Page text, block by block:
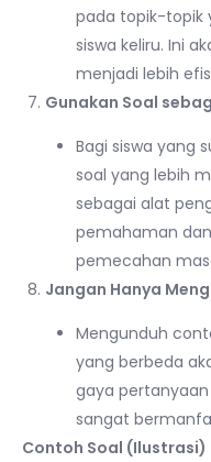
pada topik-topik
siswa keliru. Ini
menjadi lebih
Gunakan Soal
Bagi siswa yang
soal yang lebih
sebagai alat
pemahaman
pemecahan
Jangan Hanya
Mengunduh
yang berbeda
gaya
sangat
Contoh Soal (Ilustrasi)